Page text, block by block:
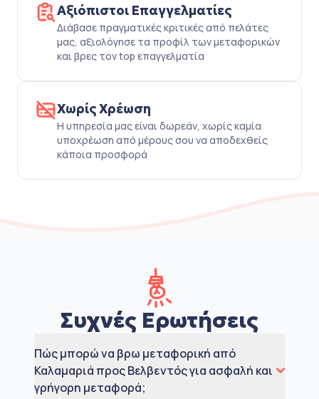
Αξιόπιστοι Επαγγελματίες
Διάβασε πραγματικές κριτικές από πελάτες
μας, αξιολόγησε τα προφίλ των μεταφορικών
και βρες τον top επαγγελματία
Χωρίς Χρέωση
Η υπηρεσία μας είναι δωρεάν, χωρίς καμία
υποχρέωση από μέρους σου να αποδεχθείς
κάποια προσφορά
Συχνές Ερωτήσεις
Πώς μπορώ να βρω μεταφορική από
Καλαμαριά προς Βελβεντός για ασφαλή και
γρήγορη μεταφορά;